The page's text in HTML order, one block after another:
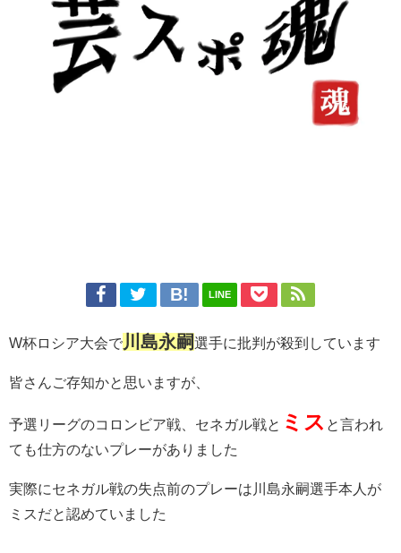
LINE
W杯ロシア大会で川島永嗣選手に批判が殺到しています
皆さんご存知かと思いますが、
予選リーグのコロンビア戦、セネガル戦と ミス と言われ
ても仕方のないプレーがありました
実際にセネガル戦の失点前のプレーは川島永嗣選手本人が
ミスだと認めていました